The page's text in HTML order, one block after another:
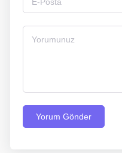
Yorum Gönder